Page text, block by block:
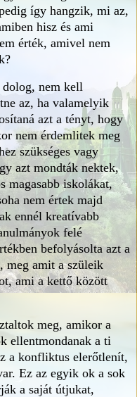
így hangzik, mi az,
hisz és ami
érték, amivel nem
dolog, nem kell
az, ha valamelyik
azt a tényt, hogy
nem érdemlitek meg
szükséges vagy
azt mondták nektek,
magasabb iskolákat,
nem értek majd
ennél kreatívabb
felé
befolyásolta azt a
meg amit a szüleik
ami a kettő között
meg, amikor a
ellentmondanak a ti
a konfliktus elerőtlenít,
Ez az egyik ok a sok
a saját útjukat,